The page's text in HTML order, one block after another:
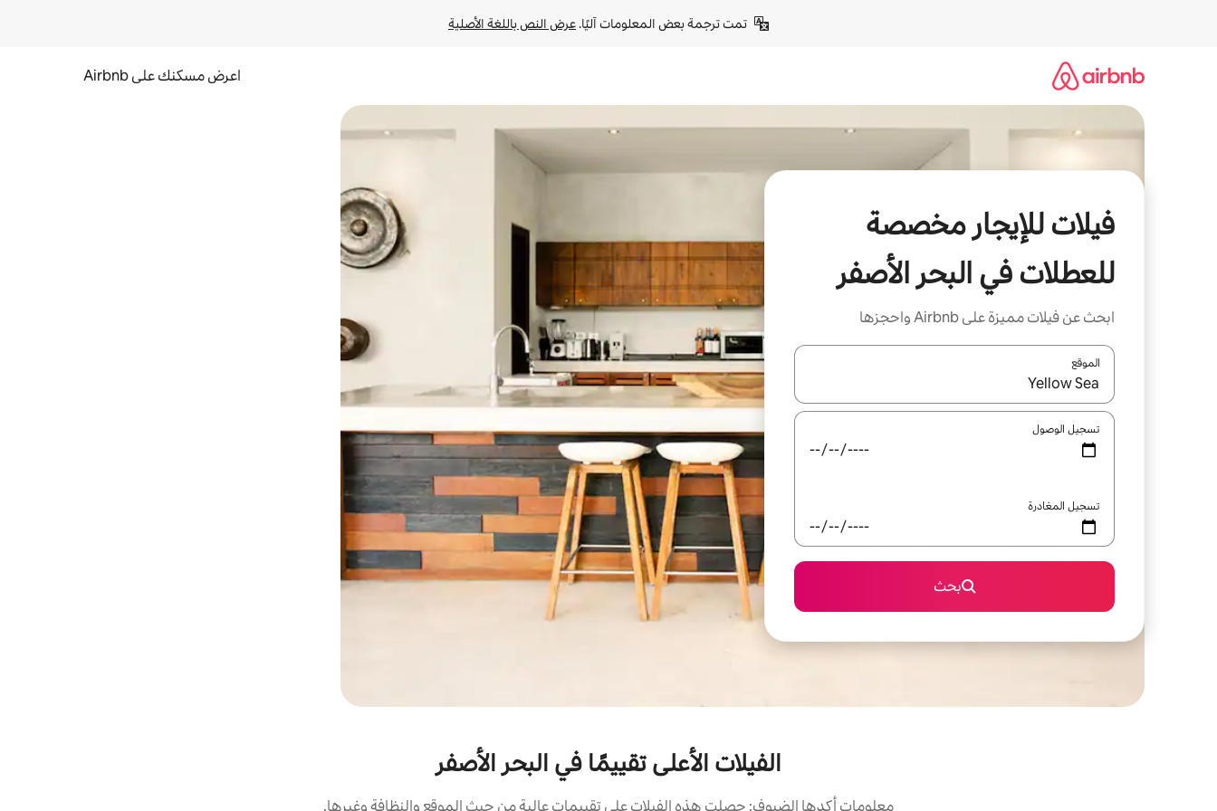
تمت ترجمة بعض المعلومات آليًا. عرض النص باللغة الأصلية
اعرض مسكنك على Airbnb
فيلات للإيجار مخصصة
للعطلات في البحر الأصفر
ابحث عن فيلات مميزة على Airbnb واحجزها
الموقع
عند توفر النتائج، انتقل باستخدام السهمين لأعلى ولأسفل أو استكشف عن طريق اللمس أو السحب.
تسجيل الوصول
تسجيل المغادرة
بحث
الفيلات الأعلى تقييمًا في البحر الأصفر
معلومات أكدها الضيوف: حصلت هذه الفيلات على تقييمات عالية من حيث الموقع والنظافة وغيرها.